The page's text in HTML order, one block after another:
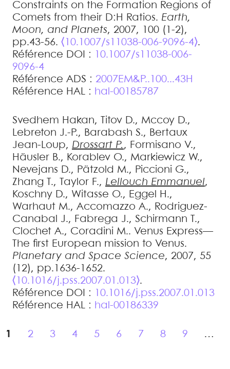
Constraints on the Formation Regions of
Comets from their D:H Ratios. Earth,
Moon, and Planets, 2007, 100 (1-2),
pp.43-56. ⟨10.1007/s11038-006-9096-4⟩.
Référence DOI :
10.1007/s11038-006-
9096-4
Référence ADS : 2007EM&P..100...43H
Référence HAL : hal-00185787
Svedhem Hakan, Titov D., Mccoy D.,
Lebreton J.-P., Barabash S., Bertaux
Jean-Loup, Drossart P., Formisano V.,
Häusler B., Korablev O., Markiewicz W.,
Nevejans D., Pätzold M., Piccioni G.,
Zhang
T., Taylor F., Lellouch Emmanuel,
Koschny D., Witasse O., Eggel H.,
Warhaut M., Accomazzo A., Rodriguez-
Canabal
J., Fabrega J., Schirmann T.,
Clochet A., Coradini M.. Venus Express—
The first European mission to Venus.
Planetary and Space Science, 2007, 55
(12), pp.1636-1652.
⟨10.1016/j.pss.2007.01.013⟩.
Référence DOI :
10.1016/j.pss.2007.01.013
Référence HAL : hal-00186339
1 2 3 4 5 6 7 8 9 …